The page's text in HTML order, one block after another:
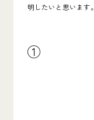
明したいと思います。
①